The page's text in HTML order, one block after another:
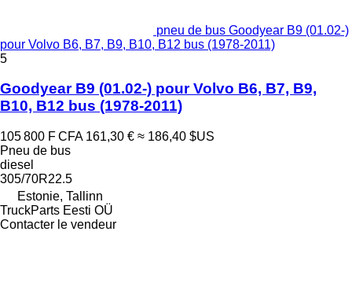
pneu de bus Goodyear B9 (01.02-)
pour Volvo B6, B7, B9, B10, B12 bus (1978-2011)
5
Goodyear B9 (01.02-) pour Volvo B6, B7, B9,
B10, B12 bus (1978-2011)
105 800 F CFA 161,30 € ≈ 186,40 $US
Pneu de bus
diesel
305/70R22.5
Estonie, Tallinn
TruckParts Eesti OÜ
Contacter le vendeur